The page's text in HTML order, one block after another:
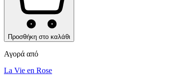
Προσθήκη στο καλάθι
Αγορά από
La Vie en Rose